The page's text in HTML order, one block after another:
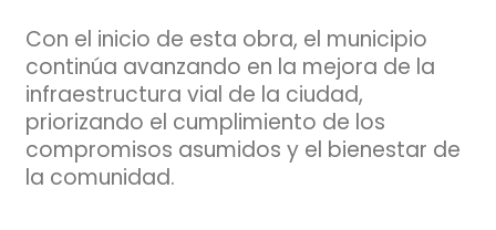
Con el inicio de esta obra, el municipio
continúa avanzando en la mejora de la
infraestructura vial de la ciudad,
priorizando el cumplimiento de los
compromisos asumidos y el bienestar de
la comunidad.